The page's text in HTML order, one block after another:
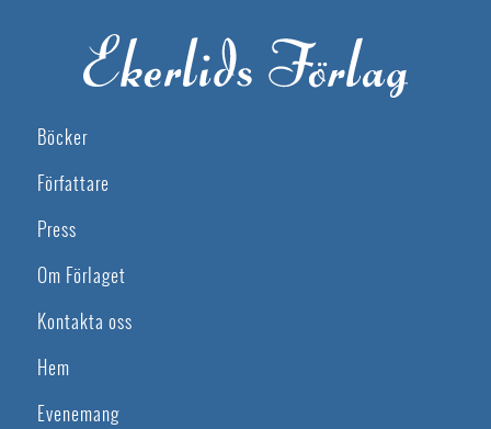
Böcker
Författare
Press
Om Förlaget
Kontakta oss
Hem
Evenemang